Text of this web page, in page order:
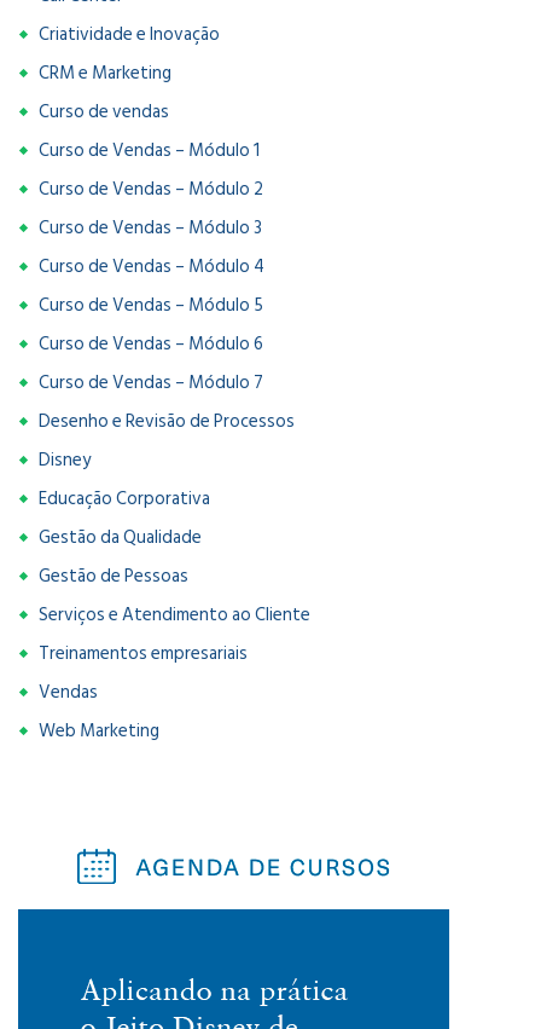
Criatividade e Inovação
CRM e Marketing
Curso de vendas
Curso de Vendas – Módulo 1
Curso de Vendas – Módulo 2
Curso de Vendas – Módulo 3
Curso de Vendas – Módulo 4
Curso de Vendas – Módulo 5
Curso de Vendas – Módulo 6
Curso de Vendas – Módulo 7
Desenho e Revisão de Processos
Disney
Educação Corporativa
Gestão da Qualidade
Gestão de Pessoas
Serviços e Atendimento ao Cliente
Treinamentos empresariais
Vendas
Web Marketing